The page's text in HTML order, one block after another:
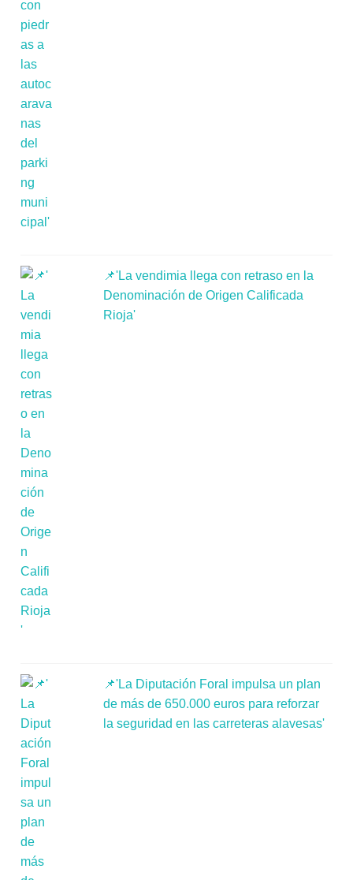
📌'La vendimia llega con retraso en la
Denominación de Origen Calificada
Rioja'
📌'La Diputación Foral impulsa un plan
de más de 650.000 euros para reforzar
la seguridad en las carreteras alavesas'